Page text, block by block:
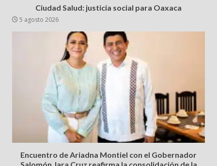
Ciudad Salud: justicia social para Oaxaca
5 agosto 2026
Encuentro de Ariadna Montiel con el Gobernador
Salomón Jara Cruz reafirma la consolidación de la